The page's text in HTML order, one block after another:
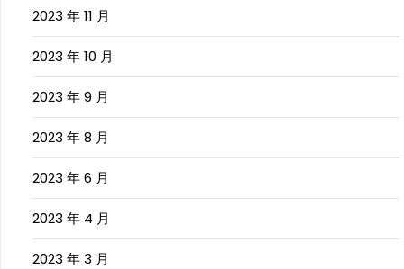
2023 年 11 月
2023 年 10 月
2023 年 9 月
2023 年 8 月
2023 年 6 月
2023 年 4 月
2023 年 3 月